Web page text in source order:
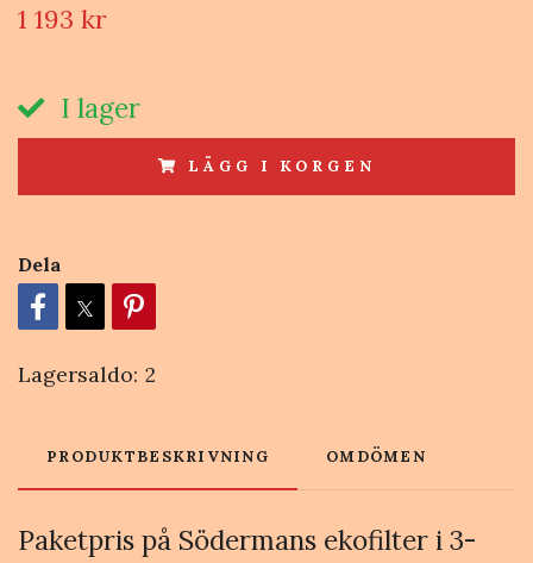
1 193 kr
I lager
LÄGG I KORGEN
Dela
Lagersaldo: 2
PRODUKTBESKRIVNING OMDÖMEN
Paketpris på Södermans ekofilter i 3-